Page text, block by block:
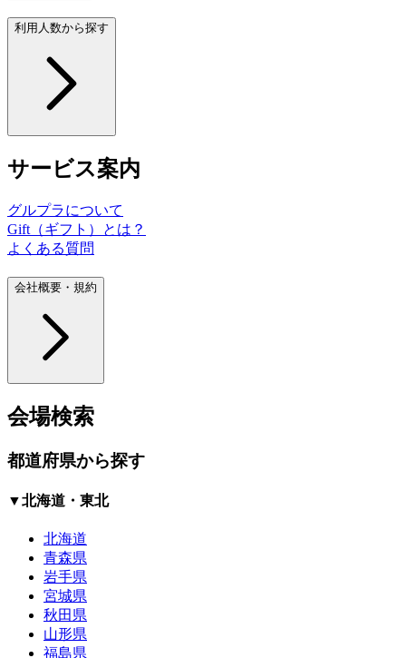
利用人数から探す
サービス案内
グルプラについて
Gift（ギフト）とは？
よくある質問
会社概要・規約
会場検索
都道府県から探す
▼北海道・東北
北海道
青森県
岩手県
宮城県
秋田県
山形県
福島県